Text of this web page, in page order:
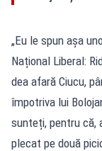
„Eu le spun așa
Național Liberal:
dea afară Ciucu,
împotriva lui
sunteți, pentru că,
plecat pe două